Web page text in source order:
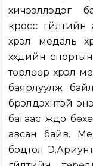
хичээллэдэг
кросс гүйлтийн
хүрэл медаль
хүүхдийн
төрлөөр хүрэл
баярлуулж
бүрэлдэхүүнтэй
багаас жүдо
авсан байв.
бодтол